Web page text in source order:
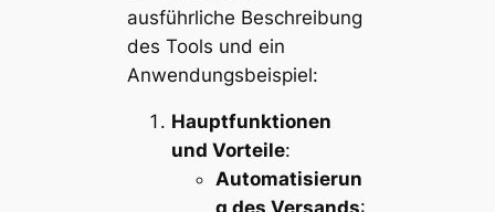
ausführliche Beschreibung
des Tools und ein
Anwendungsbeispiel:
Hauptfunktionen
und Vorteile:
Automatisierun